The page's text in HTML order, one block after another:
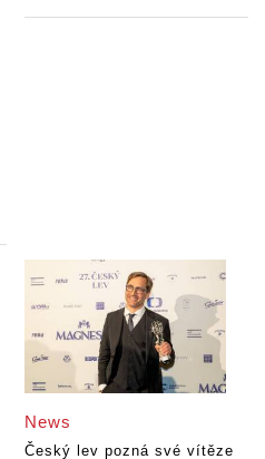
News
Český lev pozná své vítěze